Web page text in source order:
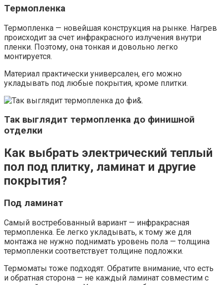
Термопленка
Термопленка — новейшая конструкция на рынке. Нагрев
происходит за счет инфракрасного излучения внутри
пленки. Поэтому, она тонкая и довольно легко
монтируется.
Материал практически универсален, его можно
укладывать под любые покрытия, кроме плитки.
Так выглядит термопленка до финишной
отделки
Как выбрать электрический теплый
пол под плитку, ламинат и другие
покрытия?
Под ламинат
Самый востребованный вариант — инфракрасная
термопленка. Ее легко укладывать, к тому же для
монтажа не нужно поднимать уровень пола — толщина
термопленки соответствует толщине подложки.
Термоматы тоже подходят. Обратите внимание, что есть
и обратная сторона — не каждый ламинат совместим с